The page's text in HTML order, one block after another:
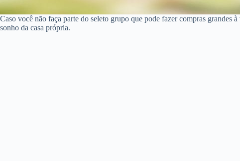
Caso você não faça parte do seleto grupo que pode fazer compras
sonho da casa própria.